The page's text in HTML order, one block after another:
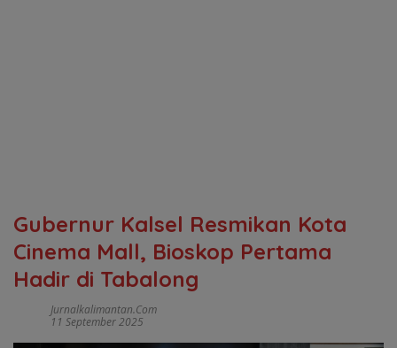
Gubernur Kalsel Resmikan Kota
Cinema Mall, Bioskop Pertama
Hadir di Tabalong
Jurnalkalimantan.com
11 September 2025